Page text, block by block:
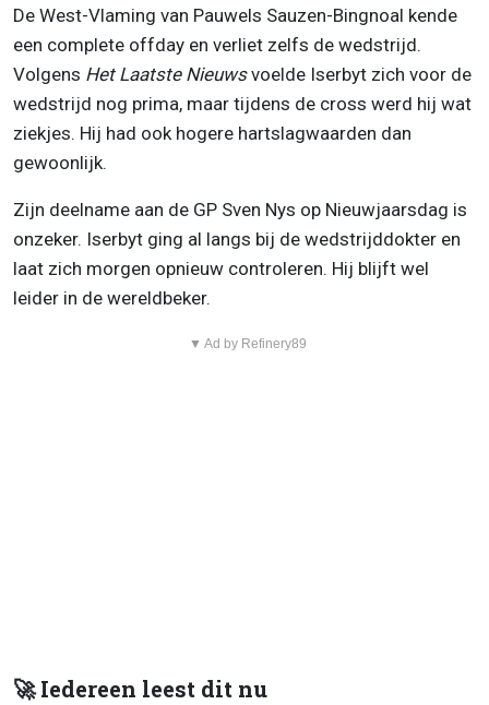
De West-Vlaming van Pauwels Sauzen-Bingnoal kende
een complete offday en verliet zelfs de wedstrijd.
Volgens Het Laatste Nieuwsvoelde Iserbyt zich voor de
wedstrijd nog prima, maar tijdens de cross werd hij wat
ziekjes. Hij had ook hogere hartslagwaarden dan
gewoonlijk.
Zijn deelname aan de GP Sven Nys op Nieuwjaarsdag is
onzeker. Iserbyt ging al langs bij de wedstrijddokter en
laat zich morgen opnieuw controleren. Hij blijft wel
leider in de wereldbeker.
▼ Ad by Refinery89
🚀 Iedereen leest dit nu